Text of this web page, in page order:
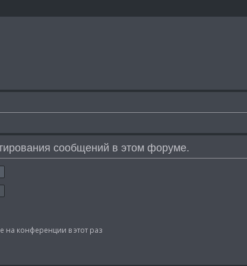
сообщений в этом форуме.
на конференции в этот раз